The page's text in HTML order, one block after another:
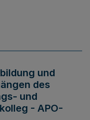
und
des
und
- APO-